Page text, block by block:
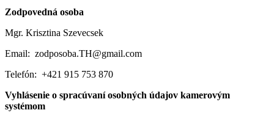
Zodpovedná osoba
Mgr. Krisztina Szevecsek
Email: zodposoba.TH@gmail.com
Telefón: +421 915 753 870
Vyhlásenie o spracúvaní osobných údajov kamerovým
systémom